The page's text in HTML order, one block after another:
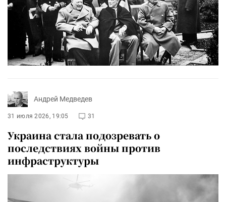
Андрей Медведев
31 июля 2026, 19:05 31
Украина стала подозревать о
последствиях войны против
инфраструктуры